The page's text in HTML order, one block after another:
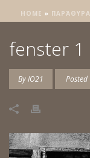
HOME »
fenster 1
ByIO21 Posted